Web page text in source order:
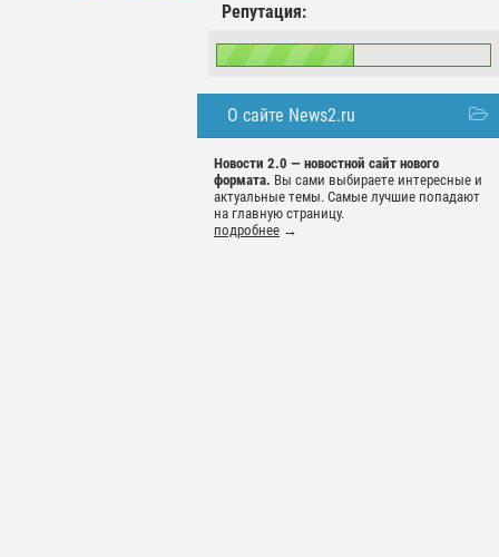
Репутация:
О сайте News2.ru
Новости 2.0 — новостной сайт нового
формата. Вы сами выбираете интересные и
актуальные темы. Самые лучшие попадают
на главную страницу.
подробнее →